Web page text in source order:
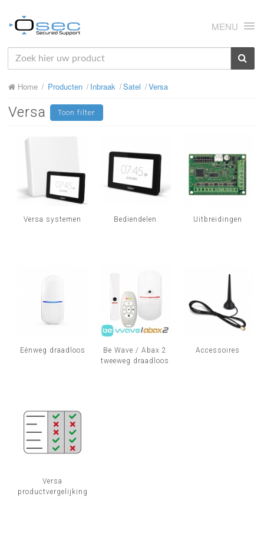
MENU
HOME
OVER ONS
NIEUWS
PRODUCTEN
RMA
MIJN OSEC
Home Producten Inbraak Satel Versa
Versa Toon filter
Versa systemen Bediendelen Uitbreidingen
Eénweg draadloos
Be Wave / Abax 2
tweeweg draadloos
Accessoires
Versa
productvergelijking